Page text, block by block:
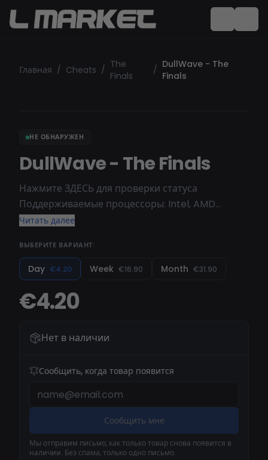
Главная / Cheats / The
Finals
/ DullWave - The
Finals
НЕ ОБНАРУЖЕН
DullWave - The Finals
Нажмите ЗДЕСЬ для проверки статуса
Поддерживаемые процессоры: Intel, AMD
Режим игры: Полноэкранный, Оконный режим,
[ 1903, 1909, 2004, 20H1, 20H2, 21H1, 21H2, 22H2 ]
Читать далее
ВЫБЕРИТЕ ВАРИАНТ:
Day €4.20 Week €16.90 Month €31.90
€4.20
Нет в наличии
Сообщить, когда товар появится
Сообщить мне
Мы отправим письмо, как только товар снова появится в
наличии. Без спама, только одно письмо.